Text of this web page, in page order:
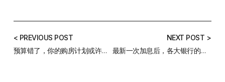
< PREVIOUS POST
预算错了，你的购房计划或许很难成功
NEXT POST >
最新一次加息后，各大银行的利率涨了多少？